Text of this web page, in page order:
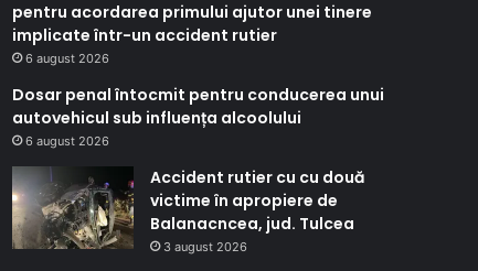
pentru acordarea primului ajutor unei tinere
implicate într-un accident rutier
6 august 2026
Dosar penal întocmit pentru conducerea unui
autovehicul sub influența alcoolului
6 august 2026
Accident rutier cu cu două
victime în apropiere de
Balanacncea, jud. Tulcea
3 august 2026